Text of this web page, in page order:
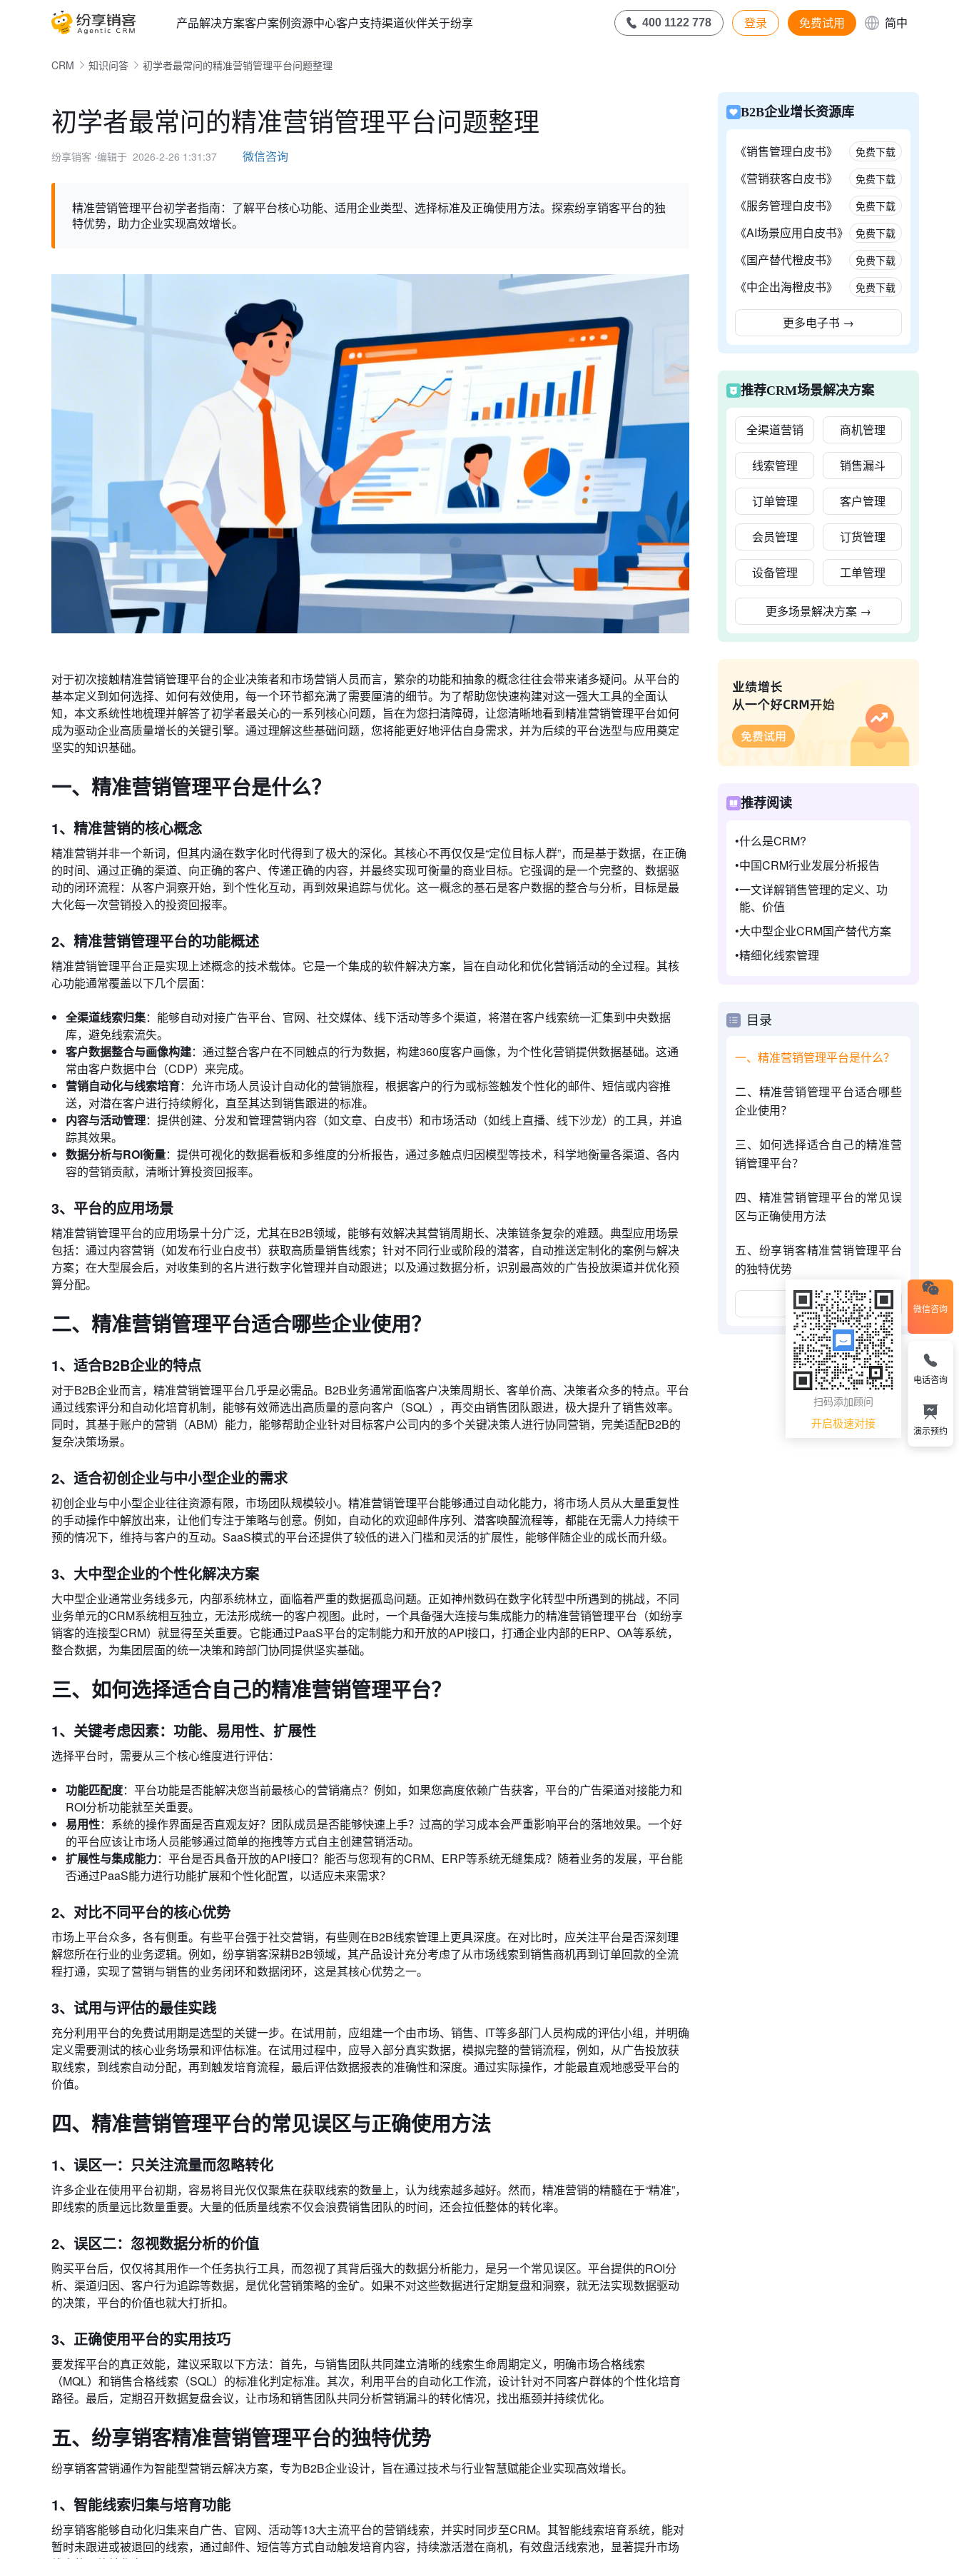
产品解决方案客户案例资源中心客户支持渠道伙伴关于纷享 400 1122 778 登录 免费试用 简中
CRM 知识问答 初学者最常问的精准营销管理平台问题整理
初学者最常问的精准营销管理平台问题整理
纷享销客 ⋅编辑于 2026-2-26 1:31:37 微信咨询
精准营销管理平台初学者指南：了解平台核心功能、适用企业类型、选择标准及正确使用方法。探索纷享销客平台的独
特优势，助力企业实现高效增长。
对于初次接触精准营销管理平台的企业决策者和市场营销人员而言，繁杂的功能和抽象的概念往往会带来诸多疑问。从平台的
基本定义到如何选择、如何有效使用，每一个环节都充满了需要厘清的细节。为了帮助您快速构建对这一强大工具的全面认
知，本文系统性地梳理并解答了初学者最关心的一系列核心问题，旨在为您扫清障碍，让您清晰地看到精准营销管理平台如何
成为驱动企业高质量增长的关键引擎。通过理解这些基础问题，您将能更好地评估自身需求，并为后续的平台选型与应用奠定
坚实的知识基础。
一、精准营销管理平台是什么？
1、精准营销的核心概念
精准营销并非一个新词，但其内涵在数字化时代得到了极大的深化。其核心不再仅仅是“定位目标人群”，而是基于数据，在正确
的时间、通过正确的渠道、向正确的客户、传递正确的内容，并最终实现可衡量的商业目标。它强调的是一个完整的、数据驱
动的闭环流程：从客户洞察开始，到个性化互动，再到效果追踪与优化。这一概念的基石是客户数据的整合与分析，目标是最
大化每一次营销投入的投资回报率。
2、精准营销管理平台的功能概述
精准营销管理平台正是实现上述概念的技术载体。它是一个集成的软件解决方案，旨在自动化和优化营销活动的全过程。其核
心功能通常覆盖以下几个层面：
全渠道线索归集：能够自动对接广告平台、官网、社交媒体、线下活动等多个渠道，将潜在客户线索统一汇集到中央数据
库，避免线索流失。
客户数据整合与画像构建：通过整合客户在不同触点的行为数据，构建360度客户画像，为个性化营销提供数据基础。这通
常由客户数据中台（CDP）来完成。
营销自动化与线索培育：允许市场人员设计自动化的营销旅程，根据客户的行为或标签触发个性化的邮件、短信或内容推
送，对潜在客户进行持续孵化，直至其达到销售跟进的标准。
内容与活动管理：提供创建、分发和管理营销内容（如文章、白皮书）和市场活动（如线上直播、线下沙龙）的工具，并追
踪其效果。
数据分析与ROI衡量：提供可视化的数据看板和多维度的分析报告，通过多触点归因模型等技术，科学地衡量各渠道、各内
容的营销贡献，清晰计算投资回报率。
3、平台的应用场景
精准营销管理平台的应用场景十分广泛，尤其在B2B领域，能够有效解决其营销周期长、决策链条复杂的难题。典型应用场景
包括：通过内容营销（如发布行业白皮书）获取高质量销售线索；针对不同行业或阶段的潜客，自动推送定制化的案例与解决
方案；在大型展会后，对收集到的名片进行数字化管理并自动跟进；以及通过数据分析，识别最高效的广告投放渠道并优化预
算分配。
二、精准营销管理平台适合哪些企业使用？
1、适合B2B企业的特点
对于B2B企业而言，精准营销管理平台几乎是必需品。B2B业务通常面临客户决策周期长、客单价高、决策者众多的特点。平台
通过线索评分和自动化培育机制，能够有效筛选出高质量的意向客户（SQL），再交由销售团队跟进，极大提升了销售效率。
同时，其基于账户的营销（ABM）能力，能够帮助企业针对目标客户公司内的多个关键决策人进行协同营销，完美适配B2B的
复杂决策场景。
2、适合初创企业与中小型企业的需求
初创企业与中小型企业往往资源有限，市场团队规模较小。精准营销管理平台能够通过自动化能力，将市场人员从大量重复性
的手动操作中解放出来，让他们专注于策略与创意。例如，自动化的欢迎邮件序列、潜客唤醒流程等，都能在无需人力持续干
预的情况下，维持与客户的互动。SaaS模式的平台还提供了较低的进入门槛和灵活的扩展性，能够伴随企业的成长而升级。
3、大中型企业的个性化解决方案
大中型企业通常业务线多元，内部系统林立，面临着严重的数据孤岛问题。正如神州数码在数字化转型中所遇到的挑战，不同
业务单元的CRM系统相互独立，无法形成统一的客户视图。此时，一个具备强大连接与集成能力的精准营销管理平台（如纷享
销客的连接型CRM）就显得至关重要。它能通过PaaS平台的定制能力和开放的API接口，打通企业内部的ERP、OA等系统，
整合数据，为集团层面的统一决策和跨部门协同提供坚实基础。
三、如何选择适合自己的精准营销管理平台？
1、关键考虑因素：功能、易用性、扩展性
选择平台时，需要从三个核心维度进行评估：
功能匹配度：平台功能是否能解决您当前最核心的营销痛点？例如，如果您高度依赖广告获客，平台的广告渠道对接能力和
ROI分析功能就至关重要。
易用性：系统的操作界面是否直观友好？团队成员是否能够快速上手？过高的学习成本会严重影响平台的落地效果。一个好
的平台应该让市场人员能够通过简单的拖拽等方式自主创建营销活动。
扩展性与集成能力：平台是否具备开放的API接口？能否与您现有的CRM、ERP等系统无缝集成？随着业务的发展，平台能
否通过PaaS能力进行功能扩展和个性化配置，以适应未来需求？
2、对比不同平台的核心优势
市场上平台众多，各有侧重。有些平台强于社交营销，有些则在B2B线索管理上更具深度。在对比时，应关注平台是否深刻理
解您所在行业的业务逻辑。例如，纷享销客深耕B2B领域，其产品设计充分考虑了从市场线索到销售商机再到订单回款的全流
程打通，实现了营销与销售的业务闭环和数据闭环，这是其核心优势之一。
3、试用与评估的最佳实践
充分利用平台的免费试用期是选型的关键一步。在试用前，应组建一个由市场、销售、IT等多部门人员构成的评估小组，并明确
定义需要测试的核心业务场景和评估标准。在试用过程中，应导入部分真实数据，模拟完整的营销流程，例如，从广告投放获
取线索，到线索自动分配，再到触发培育流程，最后评估数据报表的准确性和深度。通过实际操作，才能最直观地感受平台的
价值。
四、精准营销管理平台的常见误区与正确使用方法
1、误区一：只关注流量而忽略转化
许多企业在使用平台初期，容易将目光仅仅聚焦在获取线索的数量上，认为线索越多越好。然而，精准营销的精髓在于“精准”，
即线索的质量远比数量重要。大量的低质量线索不仅会浪费销售团队的时间，还会拉低整体的转化率。
2、误区二：忽视数据分析的价值
购买平台后，仅仅将其用作一个任务执行工具，而忽视了其背后强大的数据分析能力，是另一个常见误区。平台提供的ROI分
析、渠道归因、客户行为追踪等数据，是优化营销策略的金矿。如果不对这些数据进行定期复盘和洞察，就无法实现数据驱动
的决策，平台的价值也就大打折扣。
3、正确使用平台的实用技巧
要发挥平台的真正效能，建议采取以下方法：首先，与销售团队共同建立清晰的线索生命周期定义，明确市场合格线索
（MQL）和销售合格线索（SQL）的标准化判定标准。其次，利用平台的自动化工作流，设计针对不同客户群体的个性化培育
路径。最后，定期召开数据复盘会议，让市场和销售团队共同分析营销漏斗的转化情况，找出瓶颈并持续优化。
五、纷享销客精准营销管理平台的独特优势
纷享销客营销通作为智能型营销云解决方案，专为B2B企业设计，旨在通过技术与行业智慧赋能企业实现高效增长。
1、智能线索归集与培育功能
纷享销客能够自动化归集来自广告、官网、活动等13大主流平台的营销线索，并实时同步至CRM。其智能线索培育系统，能对
暂时未跟进或被退回的线索，通过邮件、短信等方式自动触发培育内容，持续激活潜在商机，有效盘活线索池，显著提升市场
B2B企业增长资源库
《销售管理白皮书》 免费下载
《营销获客白皮书》 免费下载
《服务管理白皮书》 免费下载
《AI场景应用白皮书》 免费下载
《国产替代橙皮书》 免费下载
《中企出海橙皮书》 免费下载
更多电子书 →
推荐CRM场景解决方案
全渠道营销 商机管理
线索管理 销售漏斗
订单管理 客户管理
会员管理 订货管理
设备管理 工单管理
更多场景解决方案 →
推荐阅读
什么是CRM?
中国CRM行业发展分析报告
一文详解销售管理的定义、功
能、价值
大中型企业CRM国产替代方案
精细化线索管理
目录
一、精准营销管理平台是什么？
二、精准营销管理平台适合哪些
企业使用？
三、如何选择适合自己的精准营
销管理平台？
四、精准营销管理平台的常见误
区与正确使用方法
五、纷享销客精准营销管理平台
的独特优势
展开更多 微信咨询
扫码添加顾问
开启极速对接
电话咨询
演示预约